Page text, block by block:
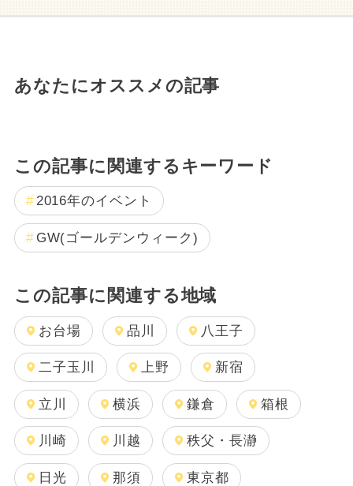
あなたにオススメの記事
この記事に関連するキーワード
2016年のイベント
GW(ゴールデンウィーク)
この記事に関連する地域
お台場 品川 八王子
二子玉川 上野 新宿
立川 横浜 鎌倉 箱根
川崎 川越 秩父・長瀞
日光 那須 東京都